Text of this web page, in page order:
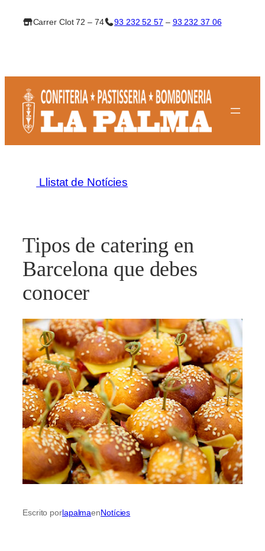
Carrer Clot 72 – 74 93 232 52 57 – 93 232 37 06
Llistat de Notícies
Tipos de catering en
Barcelona que debes
conocer
Escrito porlapalmaenNotícies